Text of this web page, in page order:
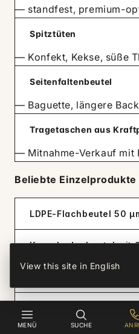
View this site in English
MENÜ SUCHE
— standfest, premium-
Spitztüten
— Konfekt, Kekse, süße
Seitenfaltenbeutel
— Baguette, längere
Tragetaschen aus
— Mitnahme-Verkauf mit
Beliebte
LDPE-Flachbeutel 50
Kreuzbodenbeutel mit
Blockbodenbeutel mit
LDPE-Flachbeutel 100